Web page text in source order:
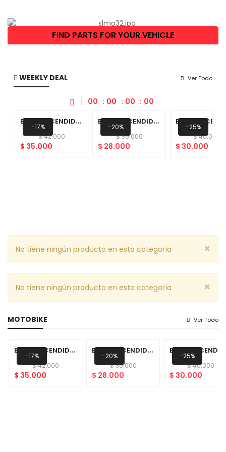
FIND PARTS FOR YOUR VEHICLE
WEEKLY DEAL Ver Todo
00 00 00 00
-17%
B
UJIA ENCENDIDO (BPR6EF)
$42.000
$ 35.000
-20%
B
UJIA ENCENDIDO (BPR5ES-BPR5EY)
$35.000
$ 28.000
-25%
$40.000
$ 30.000
×
No tiene ningún producto en esta categoría
×
No tiene ningún producto en esta categoría
MOTOBIKE Ver Todo
-17%
B
UJIA ENCENDIDO (BPR6EF)
$42.000
$ 35.000
-20%
B
UJIA ENCENDIDO (BPR5ES-BPR5EY)
$35.000
$ 28.000
-25%
$40.000
$ 30.000